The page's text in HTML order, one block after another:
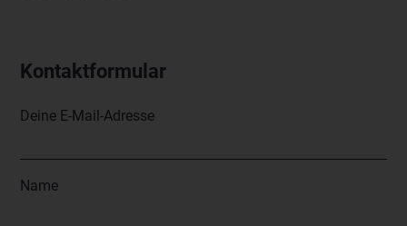
Kontaktformular
Deine E-Mail-Adresse
Name